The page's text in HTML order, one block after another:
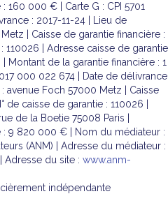
160 000 € | Carte G : CPI 5701
: 2017-11-24 | Lieu de
| Caisse de garantie financière :
110026 | Adresse caisse de garantie
Montant de la garantie financière : 1
000 022 674 | Date de délivrance
avenue Foch 57000 Metz | Caisse
de caisse de garantie : 110026 |
de la Boetie 75008 Paris |
: 9 820 000 € | Nom du médiateur :
(ANM) | Adresse du médiateur :
Adresse du site : www.anm-
indépendante